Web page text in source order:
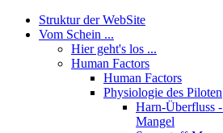
Struktur der WebSite
Vom Schein ...
Hier geht's los ...
Human Factors
Human Factors
Physiologie des Piloten
Harn-Überfluss
Mangel